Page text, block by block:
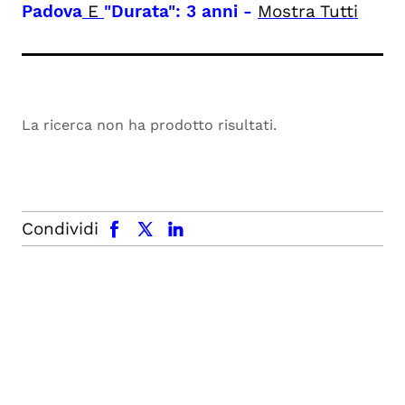
Padova E "Durata": 3 anni - Mostra Tutti
La ricerca non ha prodotto risultati.
Condividi
facebook x.com linkedin